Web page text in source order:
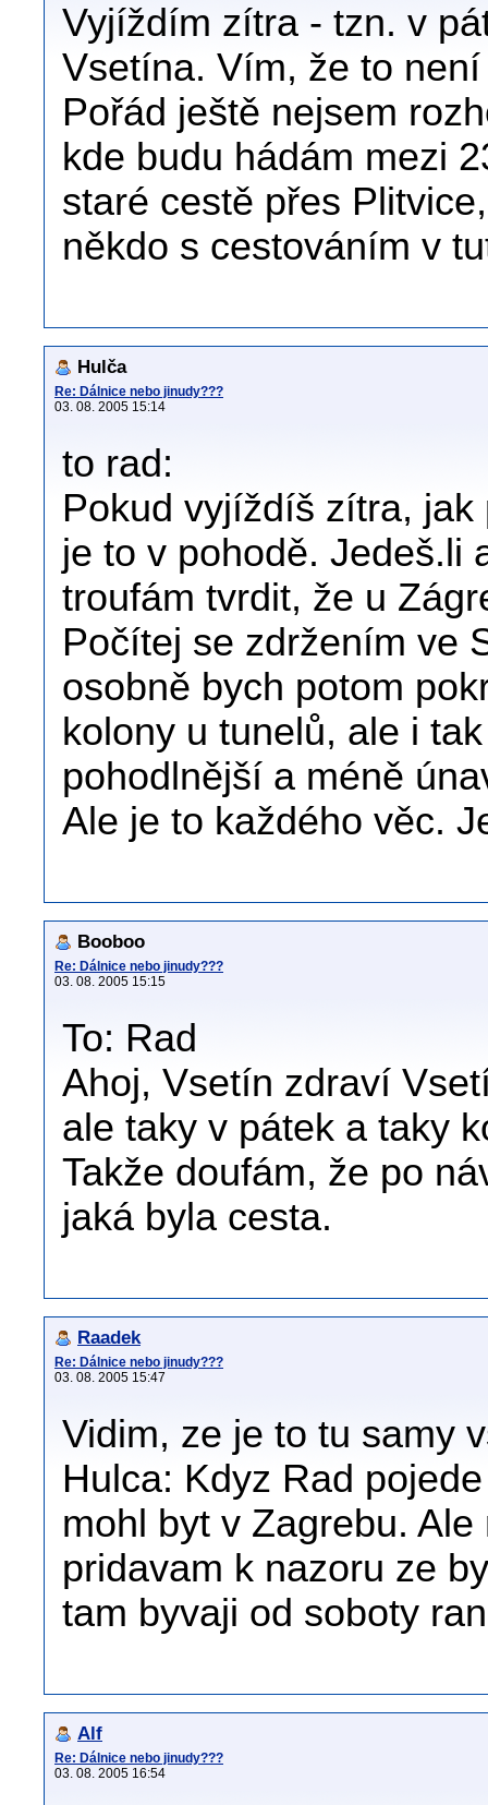
Vyjíždím zítra - tzn. v
Vsetína. Vím, že to
Pořád ještě nejsem
kde budu hádám mezi
staré cestě přes
někdo s cestováním v
Hulča
Re: Dálnice nebo jinudy???
03. 08. 2005 15:14
to rad:
Pokud vyjíždíš zítra,
je to v pohodě. Jedeš.li
troufám tvrdit, že u
Počítej se zdržením ve
osobně bych potom
kolony u tunelů, ale i
pohodlnější a méně
Ale je to každého věc.
Booboo
Re: Dálnice nebo jinudy???
03. 08. 2005 15:15
To: Rad
Ahoj, Vsetín zdraví
ale taky v pátek a taky
Takže doufám, že po
jaká byla cesta.
Raadek
Re: Dálnice nebo jinudy???
03. 08. 2005 15:47
Vidim, ze je to tu samy
Hulca: Kdyz Rad
mohl byt v Zagrebu.
pridavam k nazoru ze
tam byvaji od soboty
Alf
Re: Dálnice nebo jinudy???
03. 08. 2005 16:54